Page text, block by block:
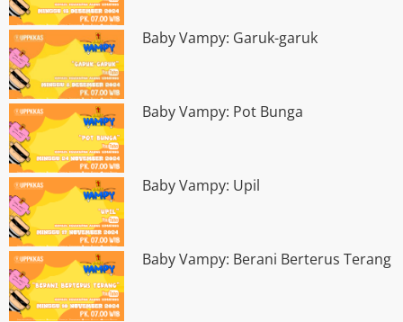
Baby Vampy: Garuk-garuk
Baby Vampy: Pot Bunga
Baby Vampy: Upil
Baby Vampy: Berani Berterus Terang